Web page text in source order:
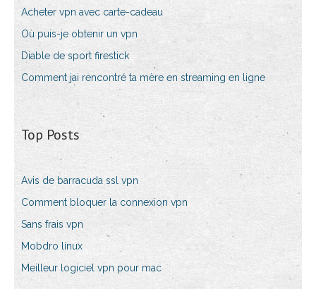
Acheter vpn avec carte-cadeau
Où puis-je obtenir un vpn
Diable de sport firestick
Comment jai rencontré ta mère en streaming en ligne
Top Posts
Avis de barracuda ssl vpn
Comment bloquer la connexion vpn
Sans frais vpn
Mobdro linux
Meilleur logiciel vpn pour mac